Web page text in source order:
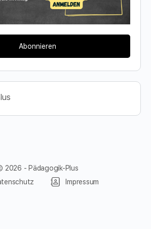
Abonnieren
2026 - Pädagogik-Plus
Impressum